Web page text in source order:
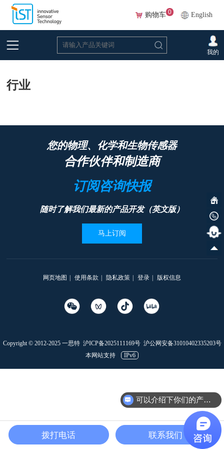
English
购物车 0
我的
首页 应用指南 > 行业
行业
您的物理、化学和生物传感器
合作伙伴和制造商
订阅咨询快报
随时了解我们最新的产品开发（英文版）
马上订阅
网页地图 使用条款 隐私政策 登录 版权信息
Copyright © 2012-2025 一思特 沪ICP备2025111169号 沪公网安备31010402335203号
本网站支持
IPv6
可以介绍下你们的产品么
拨打电话 联系我们